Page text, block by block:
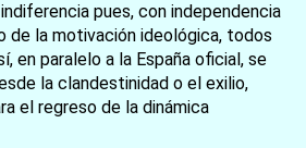
pues, con independencia
de la motivación ideológica, todos
en paralelo a la España oficial, se
la clandestinidad o el exilio,
el regreso de la dinámica